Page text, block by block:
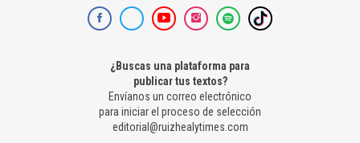
¿Buscas una plataforma para
publicar tus textos?
Envíanos un correo electrónico
para iniciar el proceso de selección
editorial@ruizhealytimes.com